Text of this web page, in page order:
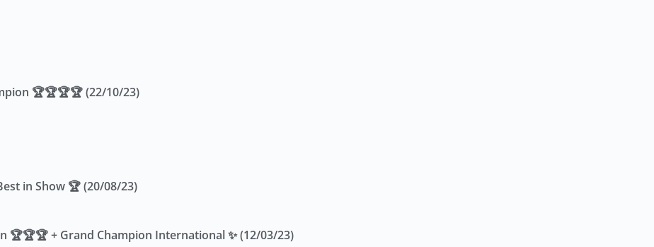
🏆🏆🏆🏆 (22/10/23)
in Show 🏆 (20/08/23)
🏆🏆🏆 + Grand Champion International ✨ (12/03/23)